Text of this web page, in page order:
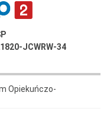
JCWRW-34
Opiekuńczo-